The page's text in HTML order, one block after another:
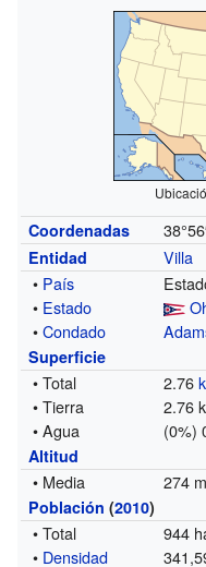
Coordenadas
Entidad
Villa
• País
• Estado
•Condado
Superficie
• Total 2.76
• Tierra
2.76
• Agua
(0%)
Altitud
• Media 274
Población (2010)
• Total
944
• Densidad